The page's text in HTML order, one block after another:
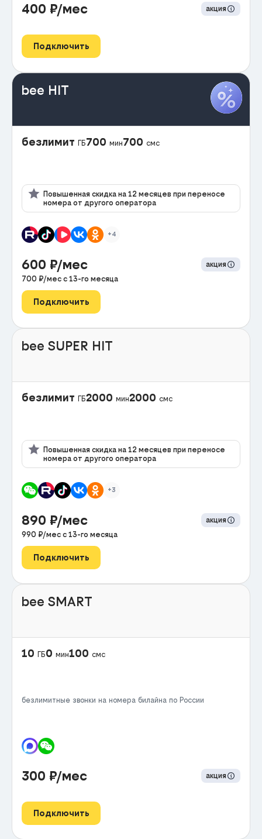
400 ₽/мес акция
Подключить
bee HIT
безлимит ГБ700 мин700 смс
Повышенная скидка на 12 месяцев при переносе
номера от другого оператора
+4
600 ₽/мес
акция
700 ₽/мес с 13-го месяца
Подключить
bee SUPER HIT
безлимит ГБ2000 мин2000 смс
Повышенная скидка на 12 месяцев при переносе
номера от другого оператора
+3
890 ₽/мес
акция
990 ₽/мес с 13-го месяца
Подключить
bee SMART
10 ГБ0 мин100 смс
безлимитные звонки на номера билайна по России
300 ₽/мес акция
Подключить